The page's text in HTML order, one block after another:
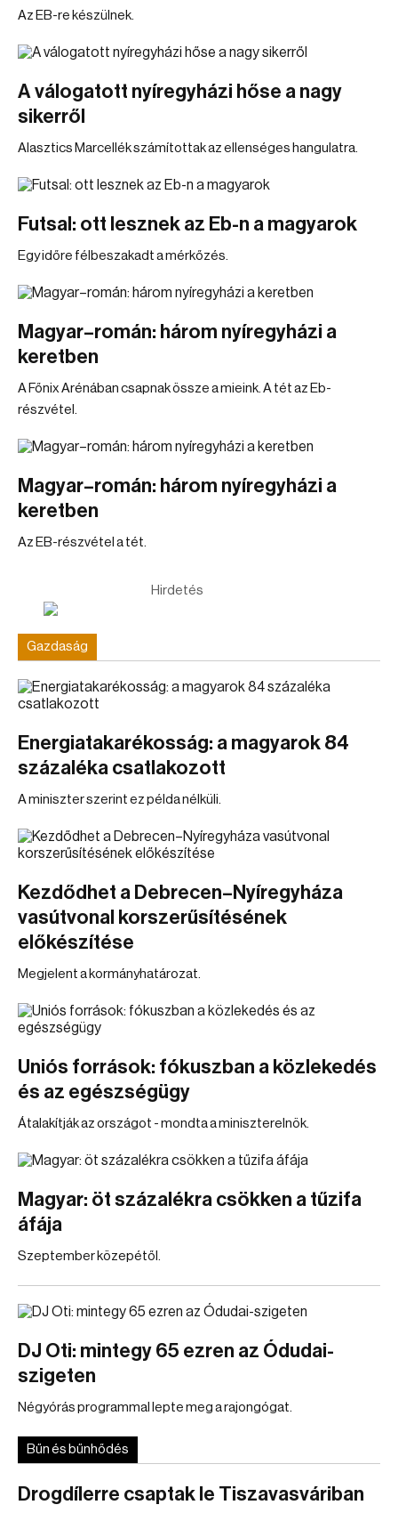
Az EB-re készülnek.
A válogatott nyíregyházi hőse a nagy
sikerről
Alasztics Marcellék számítottak az ellenséges hangulatra.
Futsal: ott lesznek az Eb-n a magyarok
Egy időre félbeszakadt a mérkőzés.
Magyar–román: három nyíregyházi a
keretben
A Főnix Arénában csapnak össze a mieink. A tét az Eb-
részvétel.
Magyar–román: három nyíregyházi a
keretben
Az EB-részvétel a tét.
Hirdetés
Gazdaság
Energiatakarékosság: a magyarok 84
százaléka csatlakozott
A miniszter szerint ez példa nélküli.
Kezdődhet a Debrecen–Nyíregyháza
vasútvonal korszerűsítésének
előkészítése
Megjelent a kormányhatározat.
Uniós források: fókuszban a közlekedés
és az egészségügy
Átalakítják az országot - mondta a miniszterelnök.
Magyar: öt százalékra csökken a tűzifa
áfája
Szeptember közepétől.
DJ Oti: mintegy 65 ezren az Ódudai-
szigeten
Négyórás programmal lepte meg a rajongógat.
Bűn és bűnhődés
Drogdílerre csaptak le Tiszavasváriban